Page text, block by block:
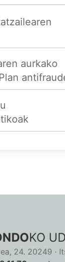
aurkako
KO
24. 20249 ·